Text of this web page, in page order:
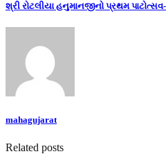
શ્રી રોટલીયા હનુમાનજીનો પ્રથમ
mahagujarat
Related posts